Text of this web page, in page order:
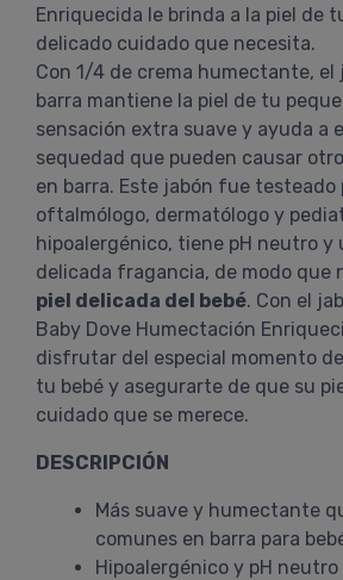
Enriquecida le brinda a la piel de
delicado cuidado que necesita.
Con 1/4 de crema humectante, el
barra mantiene la piel de tu
sensación extra suave y ayuda a
sequedad que pueden causar
en barra. Este jabón fue testeado
oftalmólogo, dermatólogo y
hipoalergénico, tiene pH neutro y
delicada fragancia, de modo que
piel delicada del bebé. Con el
Baby Dove Humectación
disfrutar del especial momento
tu bebé y asegurarte de que su
cuidado que se merece.
DESCRIPCIÓN
Más suave y humectante
comunes en barra para
Hipoalergénico y pH neutro